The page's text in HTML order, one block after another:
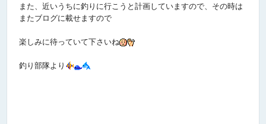
また、近いうちに釣りに行こうと計画していますので、その時は
またブログに載せますので
楽しみに待っていて下さいね
釣り部隊より